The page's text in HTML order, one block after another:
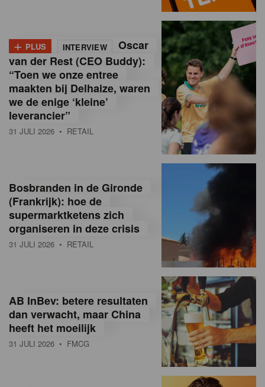
a
M
a
g
a
n
e
a
+ PLUS INTERVIEW
Oscar
van der Rest (CEO Buddy):
“Toen we onze entree
maakten bij Delhaize, waren
we de enige ‘kleine’
leverancier”
31 JULI 2026 • RETAIL
Bosbranden in de Gironde
(Frankrijk): hoe de
supermarktketens zich
organiseren in deze crisis
31 JULI 2026 • RETAIL
AB InBev: betere resultaten
dan verwacht, maar China
heeft het moeilijk
31 JULI 2026 • FMCG